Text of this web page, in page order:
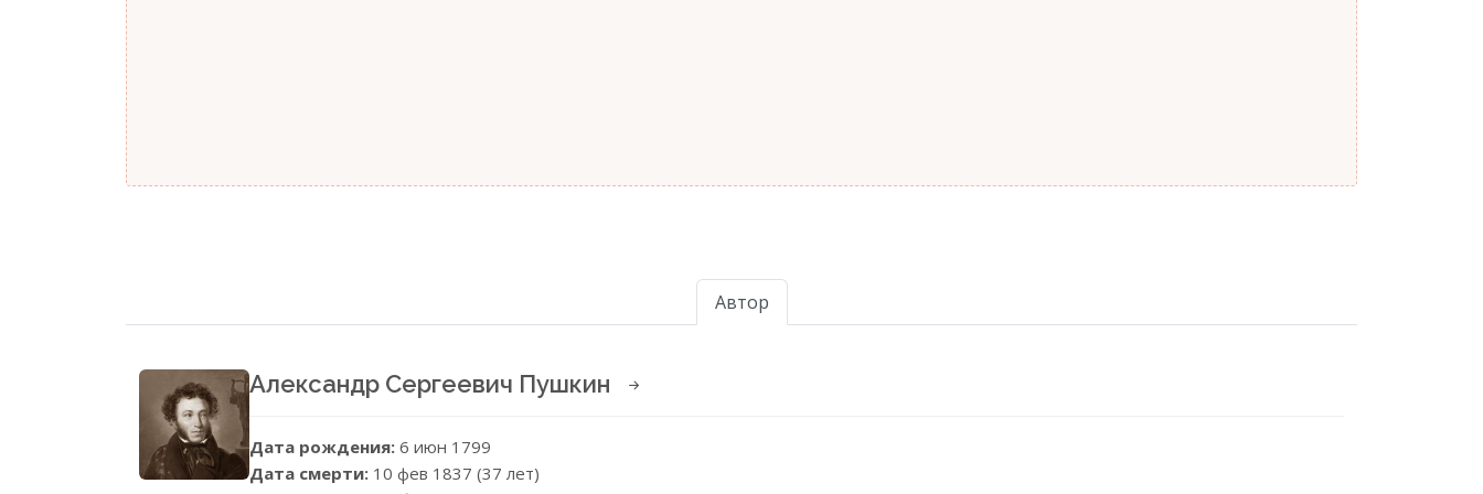
Автор
Александр Сергеевич Пушкин
Дата рождения: 6 июн 1799
Дата смерти: 10 фев 1837 (37 лет)